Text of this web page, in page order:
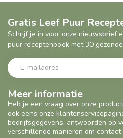
Meer informatie
Heb je een vraag over onze
ook eens onze
bedrijfsgegevens, antwoorden op
verschillende manieren om
Gratis Leef Puur
Schrijf je in voor onze nieuwsbrief
puur receptenboek met 30